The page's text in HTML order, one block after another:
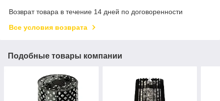
Возврат товара в течение 14 дней по договоренности
Все условия возврата
Подобные товары компании